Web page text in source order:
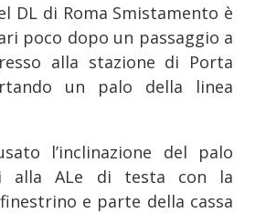
DL di Roma Smistamento è
poco dopo un passaggio a
alla stazione di Porta
un palo della linea
l’inclinazione del palo
alla ALe di testa con la
e parte della cassa